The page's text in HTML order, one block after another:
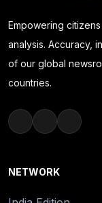
Empowering
analysis. Accuracy,
of our global
countries.
NETWORK